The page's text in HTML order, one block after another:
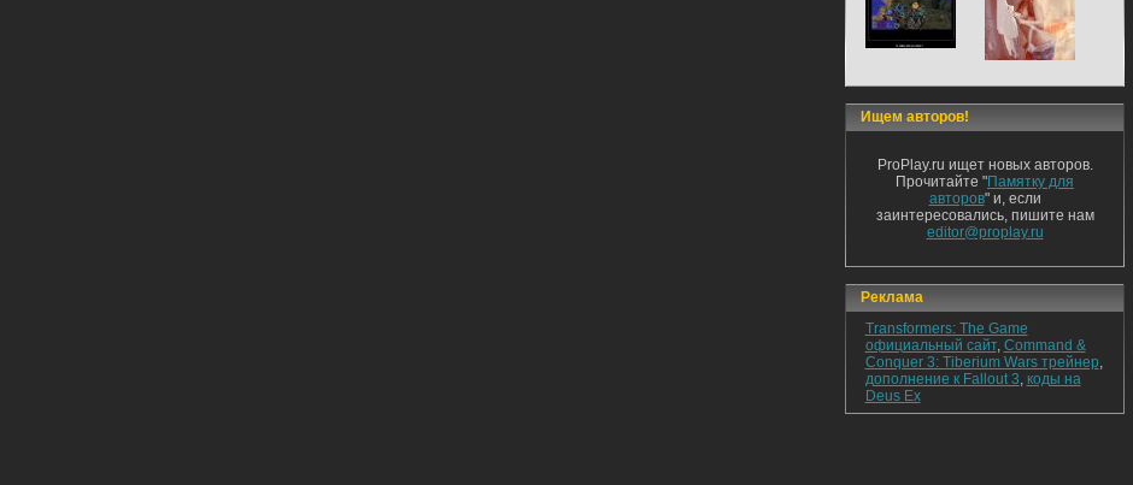
Ищем авторов!
ProPlay.ru ищет новых авторов.
Прочитайте "Памятку для
авторов" и, если
заинтересовались, пишите нам
editor@proplay.ru
Реклама
Transformers: The Game
официальный сайт, Command &
Conquer 3: Tiberium Wars трейнер,
дополнение к Fallout 3, коды на
Deus Ex